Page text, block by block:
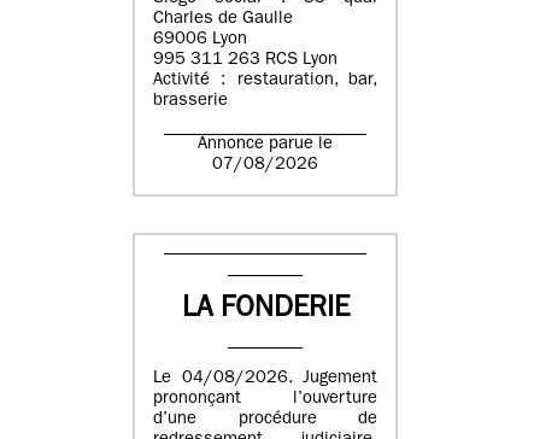
Charles de Gaulle
69006 Lyon
995 311 263 RCS Lyon
Activité : restauration, bar,
brasserie
Annonce parue le
07/08/2026
LA FONDERIE
Le 04/08/2026. Jugement
prononçant l’ouverture
d’une procédure de